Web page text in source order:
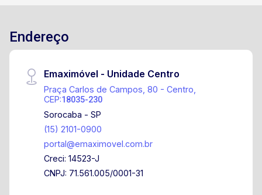
Endereço
Emaximóvel - Unidade Centro
Praça Carlos de Campos, 80 - Centro,
CEP:18035-230
Sorocaba - SP
(15) 2101-0900
portal@emaximovel.com.br
Creci: 14523-J
CNPJ: 71.561.005/0001-31